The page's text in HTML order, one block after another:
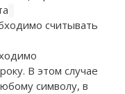
считывать
В этом случае
символу, в